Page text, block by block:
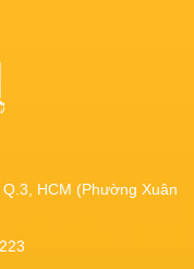
HCM (Phường Xuân